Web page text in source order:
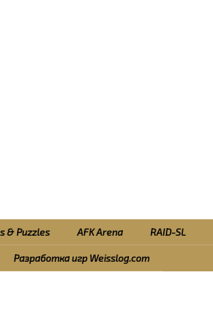
& Puzzles AFK Arena RAID-SL
Разработка игр Weisslog.com